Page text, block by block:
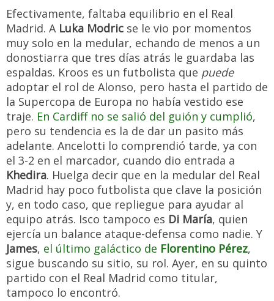
Efectivamente, faltaba equilibrio en el Real
Madrid. A Luka Modric se le vio por momentos
muy solo en la medular, echando de menos a un
donostiarra que tres días atrás le guardaba las
espaldas. Kroos es un futbolista que puede
adoptar el rol de Alonso, pero hasta el partido de
la Supercopa de Europa no había vestido ese
traje. En Cardiff no se salió del guión y cumplió,
pero su tendencia es la de dar un pasito más
adelante. Ancelotti lo comprendió tarde, ya con
el 3-2 en el marcador, cuando dio entrada a
Khedira. Huelga decir que en la medular del Real
Madrid hay poco futbolista que clave la posición
y, en todo caso, que repliegue para ayudar al
equipo atrás. Isco tampoco es Di María, quien
ejercía un balance ataque-defensa como nadie. Y
James, el último galáctico de Florentino Pérez,
sigue buscando su sitio, su rol. Ayer, en su quinto
partido con el Real Madrid como titular,
tampoco lo encontró.